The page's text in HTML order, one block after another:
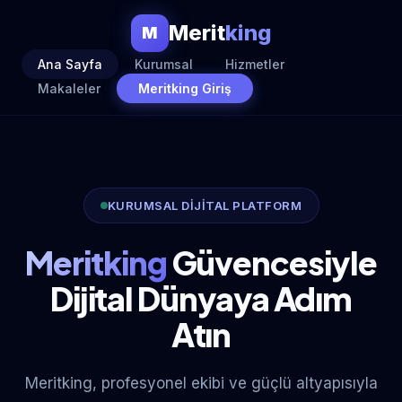
M Meritking
Ana Sayfa Kurumsal
Hizmetler
Makaleler
Meritking Giriş
KURUMSAL DİJİTAL PLATFORM
MeritkingGüvencesiyle
Dijital Dünyaya Adım
Atın
Meritking, profesyonel ekibi ve güçlü altyapısıyla